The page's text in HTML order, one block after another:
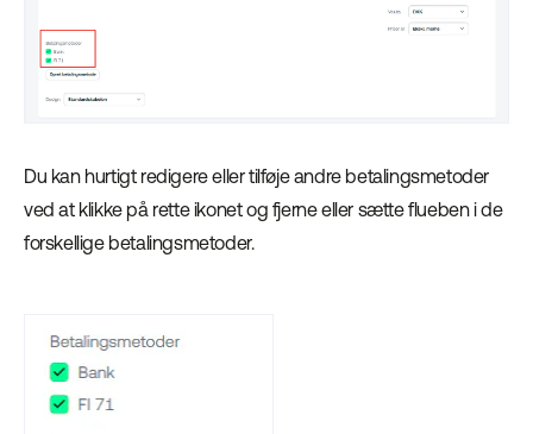
Du kan hurtigt redigere eller tilføje andre betalingsmetoder
ved at klikke på rette ikonet og fjerne eller sætte flueben i de
forskellige betalingsmetoder.